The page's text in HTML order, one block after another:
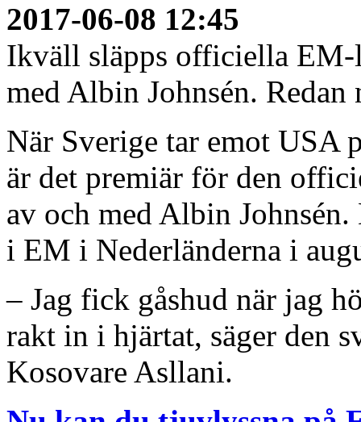
2017-06-08 12:45
Ikväll släpps officiella
med Albin Johnsén.
När Sverige tar emot USA
är det premiär för den
av och med Albin
i EM i Nederländerna i
– Jag fick gåshud när jag
rakt in i hjärtat, säger den
Kosovare Asllani.